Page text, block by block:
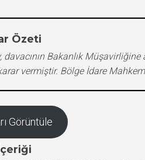
Özeti
davacının Bakanlık
vermiştir. Bölge İdare
Görüntüle